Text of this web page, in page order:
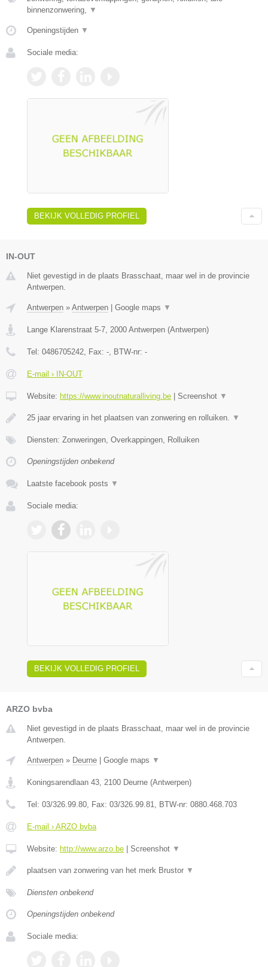
binnenzonwering, ▼
Openingstijden ▼
Sociale media:
BEKIJK VOLLEDIG PROFIEL
IN-OUT
Niet gevestigd in de plaats Brasschaat, maar wel in de provincie
Antwerpen.
Antwerpen » Antwerpen | Google maps ▼
Lange Klarenstraat 5-7 2000 Antwerpen (Antwerpen)
Tel: 0486705242 , Fax: - , BTW-nr: -
E-mail › IN-OUT
Website: https://www.inoutnaturalliving.be | Screenshot ▼
25 jaar ervaring in het plaatsen van zonwering en rolluiken. ▼
Diensten: Zonweringen, Overkappingen, Rolluiken
Openingstijden onbekend
Laatste facebook posts ▼
Sociale media:
BEKIJK VOLLEDIG PROFIEL
ARZO bvba
Niet gevestigd in de plaats Brasschaat, maar wel in de provincie
Antwerpen.
Antwerpen » Deurne Google maps ▼
Koningsarendlaan 43, 2100 Deurne (Antwerpen)
Tel: 03/326.99.80, Fax: 03/326.99.81, BTW-nr: 0880.468.703
E-mail › ARZO bvba
Website: http://www.arzo.be Screenshot ▼
plaatsen van zonwering van het merk Brustor ▼
Diensten onbekend
Openingstijden onbekend
Sociale media: